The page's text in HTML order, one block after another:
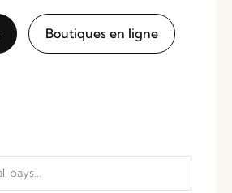
Boutiques en ligne